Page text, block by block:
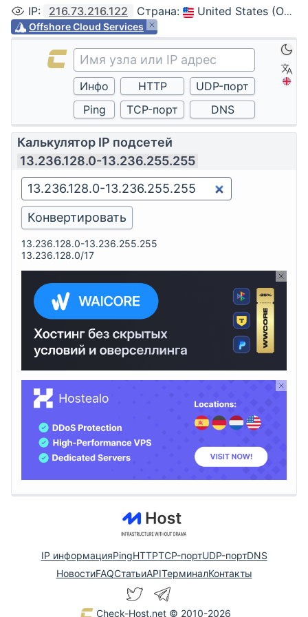
IP: 216.73.216.122 Страна: United States (Ohio, Columbus)
Offshore Cloud Services
Калькулятор IP подсетей
13.236.128.0-13.236.255.255
13.236.128.0-13.236.255.255
13.236.128.0/17
IP информацияPingHTTPTCP-портUDP-портDNS
НовостиFAQСтатьиAPIТерминалКонтакты
Check-Host.net © 2010-2026